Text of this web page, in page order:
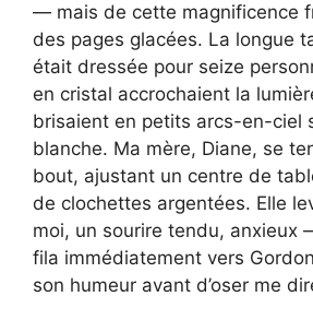
— mais de cette magnificence
des pages glacées. La longue
était dressée pour seize
en cristal accrochaient la
brisaient en petits arcs-en-ciel
blanche. Ma mère, Diane, se
bout, ajustant un centre de
de clochettes argentées. Elle
moi, un sourire tendu, anxieux
fila immédiatement vers
son humeur avant d’oser me